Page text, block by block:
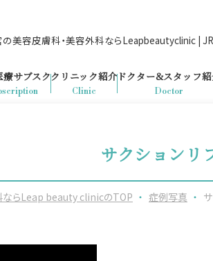
の美容皮膚科・美容外科ならLeapbeautyclinic |
療サブスク
Clinic
クリニック紹介
Doctor
ドクター&スタッフ
サクションリ
ならLeap beauty clinicのTOP ・ 症例写真 ・